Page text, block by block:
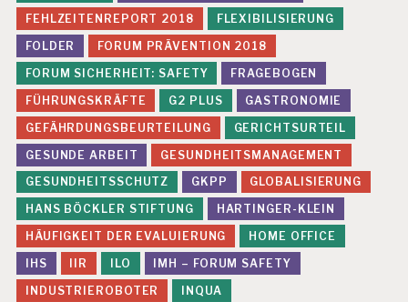
FEHLZEITENREPORT 2018
FLEXIBILISIERUNG
FOLDER
FORUM PRÄVENTION 2018
FORUM SICHERHEIT: SAFETY
FRAGEBOGEN
FÜHRUNGSKRÄFTE
G2 PLUS
GASTRONOMIE
GEFÄHRDUNGSBEURTEILUNG
GERICHTSURTEIL
GESUNDE ARBEIT
GESUNDHEITSMANAGEMENT
GESUNDHEITSSCHUTZ
GKPP
GLOBALISIERUNG
HANS BÖCKLER STIFTUNG
HARTINGER-KLEIN
HÄUFIGKEIT DER EVALUIERUNG
HOME OFFICE
IHS
IIR ILO
IMH – FORUM SAFETY
INDUSTRIEROBOTER
INQUA